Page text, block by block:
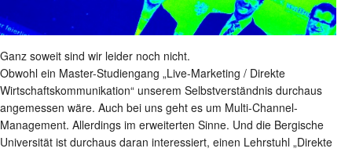
Ganz soweit sind wir leider noch nicht.
Obwohl ein Master-Studiengang „Live-Marketing / Direkte
Wirtschaftskommunikation“ unserem Selbstverständnis durchaus
angemessen wäre. Auch bei uns geht es um Multi-Channel-
Management. Allerdings im erweiterten Sinne. Und die Bergische
Universität ist durchaus daran interessiert, einen Lehrstuhl „Direkte